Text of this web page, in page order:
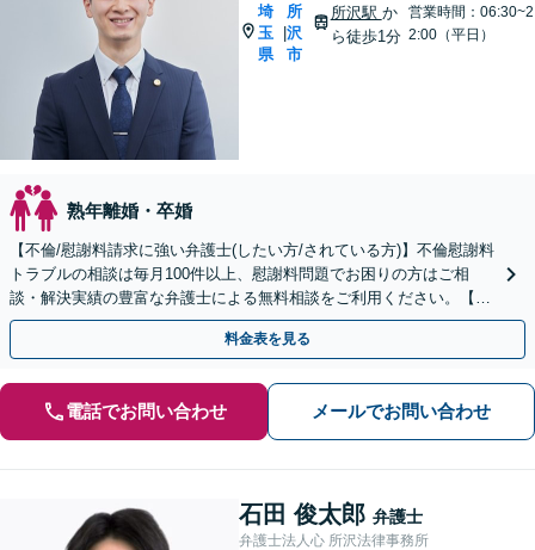
埼
玉
県
所
沢
市
所沢駅 か
ら徒歩1分
営業時間：06:30~2
2:00（平日）
熟年離婚・卒婚
【不倫/慰謝料請求に強い弁護士(したい方/されている方)】不倫慰謝料
トラブルの相談は毎月100件以上、慰謝料問題でお困りの方はご相
談・解決実績の豊富な弁護士による無料相談をご利用ください。【不
倫相談は初回0円】【埼玉県全域対応】
料金表を見る
電話でお問い合わせ メールでお問い合わせ
石田 俊太郎 弁護士
弁護士法人心 所沢法律事務所